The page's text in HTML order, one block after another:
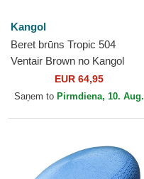
Kangol
Beret brūns Tropic 504
Ventair Brown no Kangol
EUR 64,95
Saņem to Pirmdiena, 10. Aug.